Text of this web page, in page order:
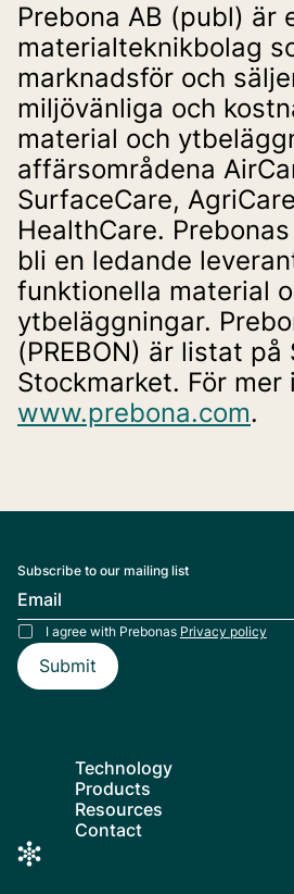
Prebona AB (publ) är
materialteknikbolag
marknadsför och
miljövänliga och
material och
affärsområdena
SurfaceCare,
HealthCare.
bli en ledande
funktionella material
ytbeläggningar.
(PREBON) är listat
www.prebona.com.
Subscribe to our mailing list
I agree with Prebonas Privacy policy
Technology
Products
Resources
Contact